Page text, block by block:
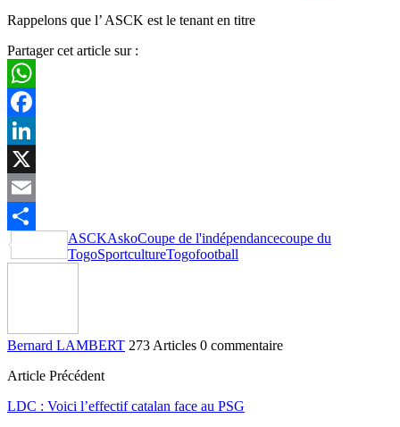
Rappelons que l’ ASCK est le tenant en titre
Partager cet article sur :
WhatsApp
Facebook
LinkedIn
X
Email
Partager
ASCKAskoCoupe de l'indépendancecoupe du
TogoSportcultureTogofootball
Bernard LAMBERT 273 Articles 0 commentaire
Article Précédent
LDC : Voici l’effectif catalan face au PSG